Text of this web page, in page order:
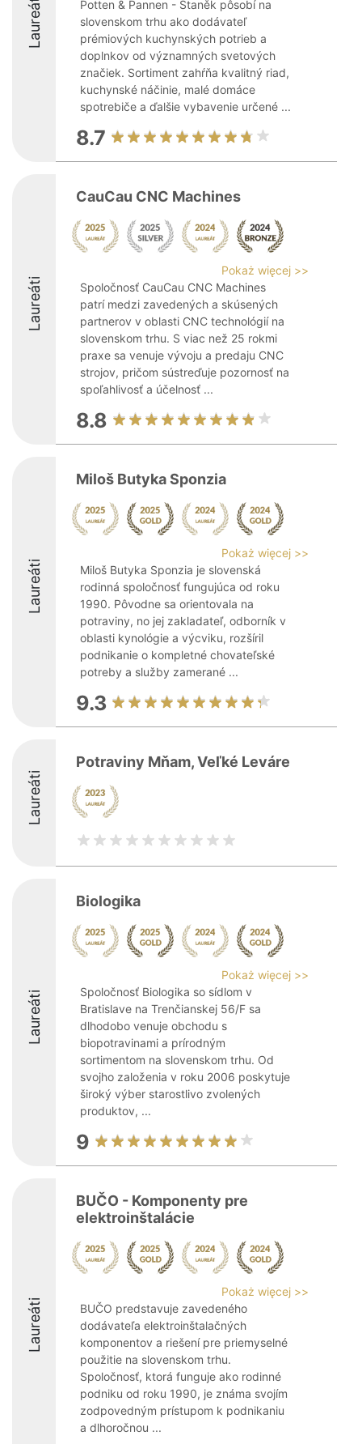
Laureáti
Potten & Pannen - Staněk pôsobí na
slovenskom trhu ako dodávateľ
prémiových kuchynských potrieb a
doplnkov od významných svetových
značiek. Sortiment zahŕňa kvalitný riad,
kuchynské náčinie, malé domáce
spotrebiče a ďalšie vybavenie určené ...
8.7
Laureáti
CauCau CNC Machines
Pokaż więcej >>
Spoločnosť CauCau CNC Machines
patrí medzi zavedených a skúsených
partnerov v oblasti CNC technológií na
slovenskom trhu. S viac než 25 rokmi
praxe sa venuje vývoju a predaju CNC
strojov, pričom sústreďuje pozornosť na
spoľahlivosť a účelnosť ...
8.8
Laureáti
Miloš Butyka Sponzia
Pokaż więcej >>
Miloš Butyka Sponzia je slovenská
rodinná spoločnosť fungujúca od roku
1990. Pôvodne sa orientovala na
potraviny, no jej zakladateľ, odborník v
oblasti kynológie a výcviku, rozšíril
podnikanie o kompletné chovateľské
potreby a služby zamerané ...
9.3
Laureáti
Potraviny Mňam, Veľké Leváre
Laureáti
Biologika
Pokaż więcej >>
Spoločnosť Biologika so sídlom v
Bratislave na Trenčianskej 56/F sa
dlhodobo venuje obchodu s
biopotravinami a prírodným
sortimentom na slovenskom trhu. Od
svojho založenia v roku 2006 poskytuje
široký výber starostlivo zvolených
produktov, ...
9
Laureáti
BUČO - Komponenty pre
elektroinštalácie
Pokaż więcej >>
BUČO predstavuje zavedeného
dodávateľa elektroinštalačných
komponentov a riešení pre priemyselné
použitie na slovenskom trhu.
Spoločnosť, ktorá funguje ako rodinné
podniku od roku 1990, je známa svojím
zodpovedným prístupom k podnikaniu
a dlhoročnou ...